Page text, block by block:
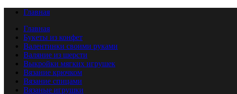
Главная
Главная
Букеты из конфет
Валентинки своими руками
Валяние из шерсти
Выкройки мягких игрушек
Вязание крючком
Вязание спицами
Вязаные игрушки